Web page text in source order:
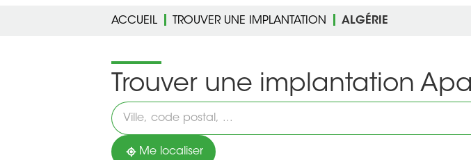
ACCUEIL TROUVER UNE IMPLANTATION ALGÉRIE
Trouver une implantation
Veuillez
renseigner
une
adresse
Me localiser